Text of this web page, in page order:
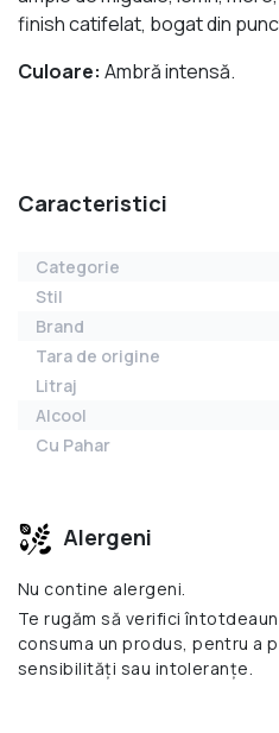
finish catifelat, bogat din
Culoare: Ambră intensă.
Caracteristici
Categorie
Stil
Brand
Tara de origine
Litraj
Alcool
Cu Pahar
Alergeni
Nu contine alergeni.
Te rugăm să verifici
consuma un produs, pentru a
sensibilități sau intoleranțe.